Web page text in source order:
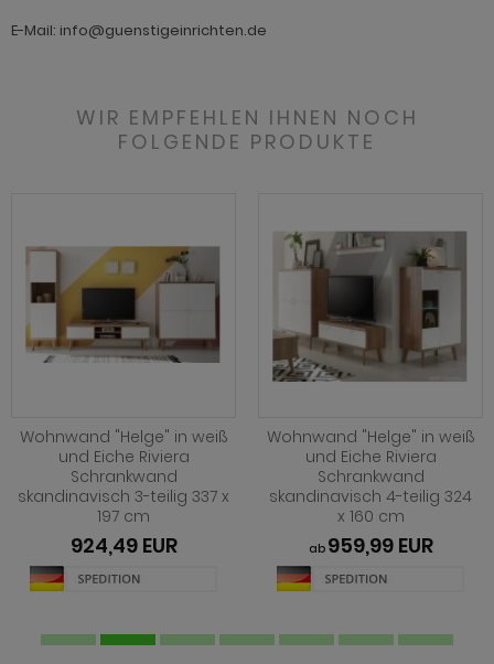
E-Mail: info@guenstigeinrichten.de
WIR EMPFEHLEN IHNEN NOCH
FOLGENDE PRODUKTE
Wohnwand "Helge" in weiß
und Eiche Riviera
Schrankwand
skandinavisch 3-teilig 337 x
197 cm
924,49 EUR
Wohnwand "Helge" in weiß
und Eiche Riviera
Schrankwand
skandinavisch 4-teilig 324
x 160 cm
ab 959,99 EUR
Sunroof
Timber
Vestland
Ward